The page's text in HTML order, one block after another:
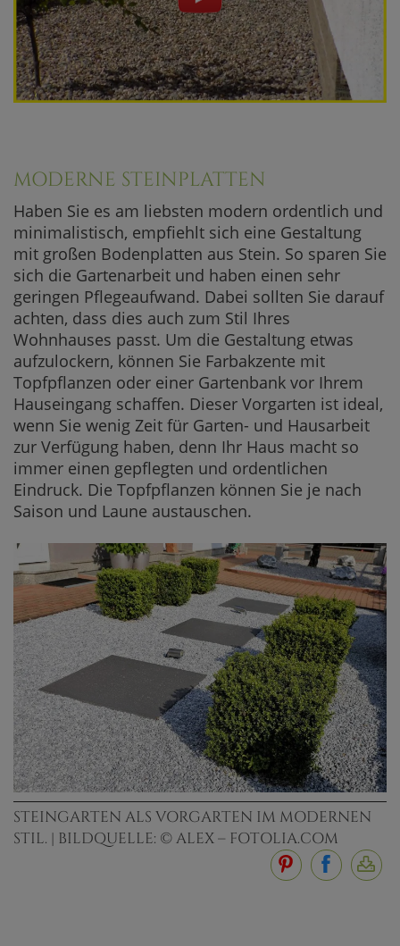
MODERNE STEINPLATTEN
Haben Sie es am liebsten modern ordentlich und
minimalistisch, empfiehlt sich eine Gestaltung
mit großen Bodenplatten aus Stein. So sparen Sie
sich die Gartenarbeit und haben einen sehr
geringen Pflegeaufwand. Dabei sollten Sie darauf
achten, dass dies auch zum Stil Ihres
Wohnhauses passt. Um die Gestaltung etwas
aufzulockern, können Sie Farbakzente mit
Topfpflanzen oder einer Gartenbank vor Ihrem
Hauseingang schaffen. Dieser Vorgarten ist ideal,
wenn Sie wenig Zeit für Garten- und Hausarbeit
zur Verfügung haben, denn Ihr Haus macht so
immer einen gepflegten und ordentlichen
Eindruck. Die Topfpflanzen können Sie je nach
Saison und Laune austauschen.
STEINGARTEN ALS VORGARTEN IM MODERNEN
STIL. | BILDQUELLE: © ALEX – FOTOLIA.COM